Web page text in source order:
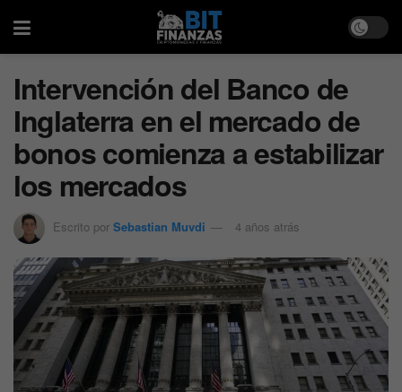
Intervención del Banco de
Inglaterra en el mercado de
bonos comienza a estabilizar
los mercados
Escrito por Sebastian Muvdi 4 años atrás